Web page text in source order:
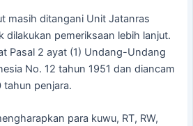
masih ditangani Unit Jatanras
dilakukan pemeriksaan lebih lanjut.
Pasal 2 ayat (1) Undang-Undang
No. 12 tahun 1951 dan diancam
tahun penjara.
para kuwu, RT, RW,